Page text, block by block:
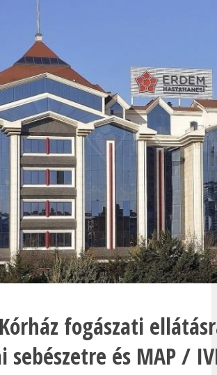
fogászati
sebészetre és MAP /